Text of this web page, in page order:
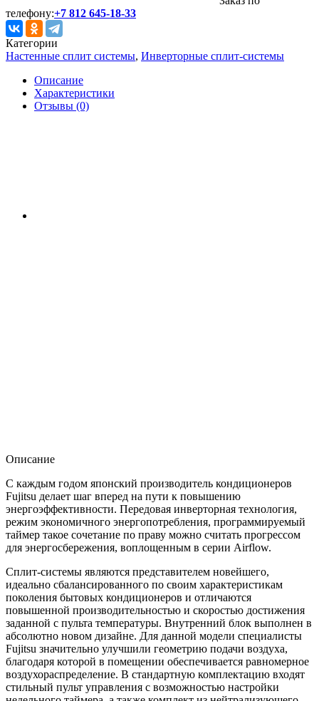
телефону:+7 812 645-18-33
Категории
Настенные сплит системы, Инверторные сплит-системы
Описание
Характеристики
Отзывы (0)
Описание
С каждым годом японский производитель кондиционеров
Fujitsu делает шаг вперед на пути к повышению
энергоэффективности. Передовая инверторная технология,
режим экономичного энергопотребления, программируемый
таймер такое сочетание по праву можно считать прогрессом
для энергосбережения, воплощенным в серии Airflow.
Сплит-системы являются представителем новейшего,
идеально сбалансированного по своим характеристикам
поколения бытовых кондиционеров и отличаются
повышенной производительностью и скоростью достижения
заданной с пульта температуры. Внутренний блок выполнен в
абсолютно новом дизайне. Для данной модели специалисты
Fujitsu значительно улучшили геометрию подачи воздуха,
благодаря которой в помещении обеспечивается равномерное
воздухораспределение. В стандартную комплектацию входят
стильный пульт управления с возможностью настройки